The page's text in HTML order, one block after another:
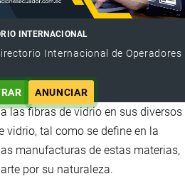
INTERNACIONAL
Internacional de Operadores
ANUNCIAR
las fibras de vidrio en sus diversos
vidrio, tal como se define en la
manufacturas de estas materias,
por su naturaleza.